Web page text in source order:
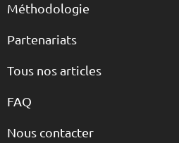
Méthodologie
Partenariats
Tous nos articles
FAQ
Nous contacter